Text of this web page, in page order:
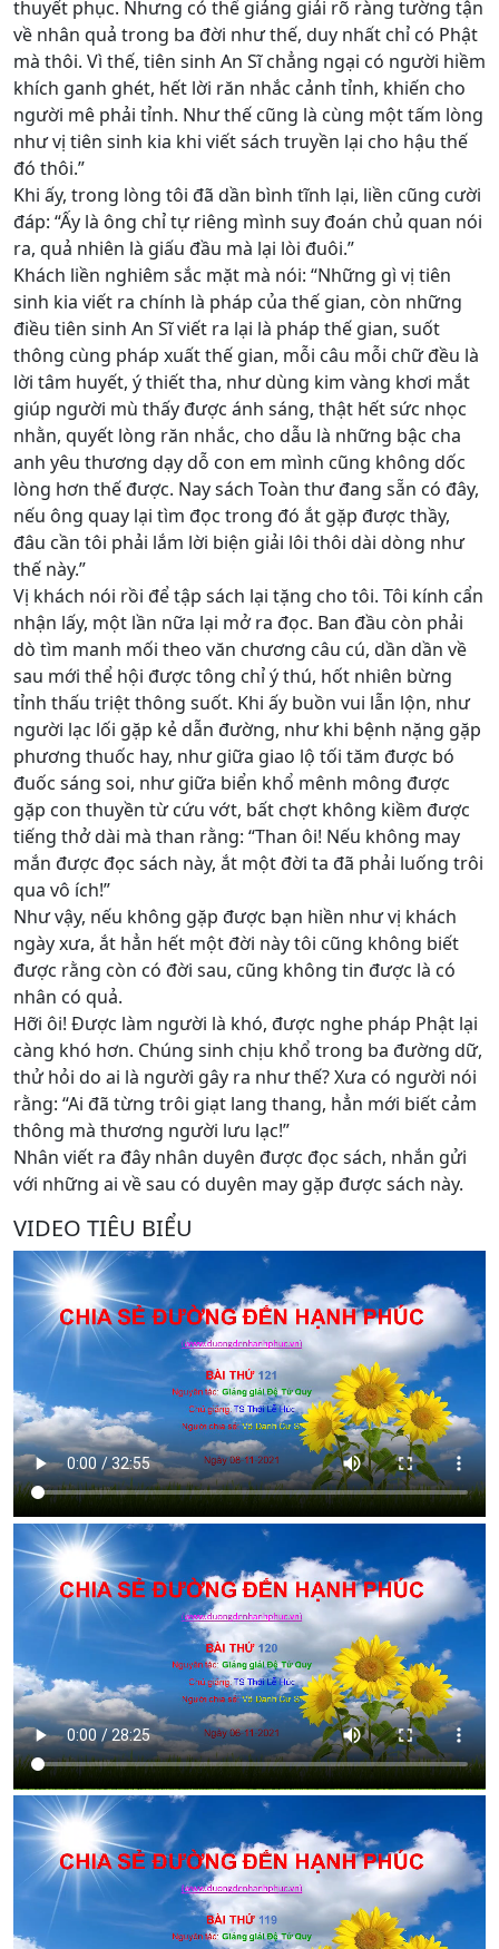
thuyết phục. Nhưng có thể giảng giải rõ ràng tường tận
về nhân quả trong ba đời như thế, duy nhất chỉ có Phật
mà thôi. Vì thế, tiên sinh An Sĩ chẳng ngại có người hiềm
khích ganh ghét, hết lời răn nhắc cảnh tỉnh, khiến cho
người mê phải tỉnh. Như thế cũng là cùng một tấm lòng
như vị tiên sinh kia khi viết sách truyền lại cho hậu thế
đó thôi.”
Khi ấy, trong lòng tôi đã dần bình tĩnh lại, liền cũng cười
đáp: “Ấy là ông chỉ tự riêng mình suy đoán chủ quan nói
ra, quả nhiên là giấu đầu mà lại lòi đuôi.”
Khách liền nghiêm sắc mặt mà nói: “Những gì vị tiên
sinh kia viết ra chính là pháp của thế gian, còn những
điều tiên sinh An Sĩ viết ra lại là pháp thế gian, suốt
thông cùng pháp xuất thế gian, mỗi câu mỗi chữ đều là
lời tâm huyết, ý thiết tha, như dùng kim vàng khơi mắt
giúp người mù thấy được ánh sáng, thật hết sức nhọc
nhằn, quyết lòng răn nhắc, cho dẫu là những bậc cha
anh yêu thương dạy dỗ con em mình cũng không dốc
lòng hơn thế được. Nay sách Toàn thư đang sẵn có đây,
nếu ông quay lại tìm đọc trong đó ắt gặp được thầy,
đâu cần tôi phải lắm lời biện giải lôi thôi dài dòng như
thế này.”
Vị khách nói rồi để tập sách lại tặng cho tôi. Tôi kính cẩn
nhận lấy, một lần nữa lại mở ra đọc. Ban đầu còn phải
dò tìm manh mối theo văn chương câu cú, dần dần về
sau mới thể hội được tông chỉ ý thú, hốt nhiên bừng
tỉnh thấu triệt thông suốt. Khi ấy buồn vui lẫn lộn, như
người lạc lối gặp kẻ dẫn đường, như khi bệnh nặng gặp
phương thuốc hay, như giữa giao lộ tối tăm được bó
đuốc sáng soi, như giữa biển khổ mênh mông được
gặp con thuyền từ cứu vớt, bất chợt không kiềm được
tiếng thở dài mà than rằng: “Than ôi! Nếu không may
mắn được đọc sách này, ắt một đời ta đã phải luống trôi
qua vô ích!”
Như vậy, nếu không gặp được bạn hiền như vị khách
ngày xưa, ắt hẳn hết một đời này tôi cũng không biết
được rằng còn có đời sau, cũng không tin được là có
nhân có quả.
Hỡi ôi! Được làm người là khó, được nghe pháp Phật lại
càng khó hơn. Chúng sinh chịu khổ trong ba đường dữ,
thử hỏi do ai là người gây ra như thế? Xưa có người nói
rằng: “Ai đã từng trôi giạt lang thang, hẳn mới biết cảm
thông mà thương người lưu lạc!”
Nhân viết ra đây nhân duyên được đọc sách, nhắn gửi
với những ai về sau có duyên may gặp được sách này.
VIDEO TIÊU BIỂU